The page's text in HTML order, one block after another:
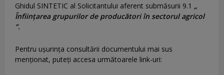
Ghidul SINTETIC al Solicitantului aferent submăsurii 9.1 „
Înființarea grupurilor de producători în sectorul agricol
”.
Pentru uşurinţa consultării documentului mai sus
menţionat, puteţi accesa următoarele link-uri: